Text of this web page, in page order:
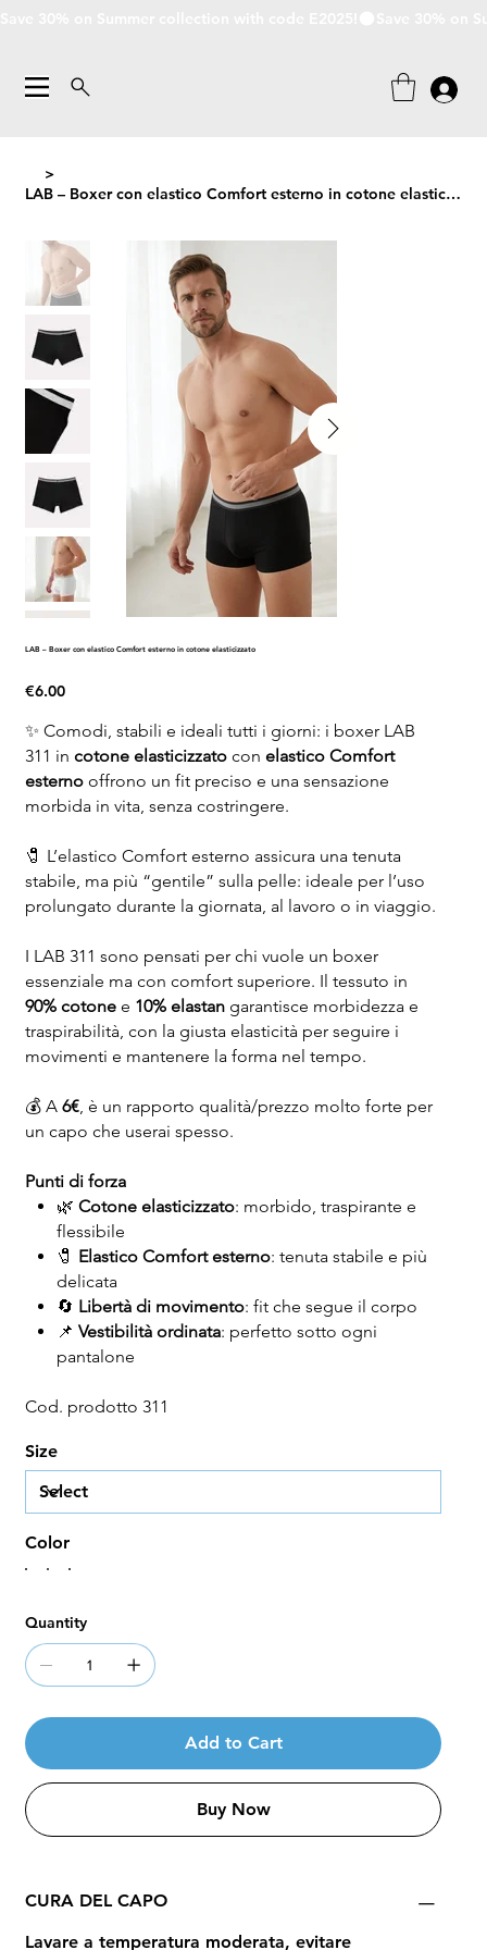
>
LAB – Boxer con elastico Comfort esterno in cotone elasticizzato
LAB – Boxer con elastico Comfort esterno in cotone elasticizzato
Price
€6.00
✨ Comodi, stabili e ideali tutti i giorni: i boxer LAB
311 in cotone elasticizzatocon elastico Comfort
esternooffrono un fit preciso e una sensazione
morbida in vita, senza costringere.
🧷 L’elastico Comfort esterno assicura una tenuta
stabile, ma più “gentile” sulla pelle: ideale per l’uso
prolungato durante la giornata, al lavoro o in viaggio.
I LAB 311 sono pensati per chi vuole un boxer
essenziale ma con comfort superiore. Il tessuto in
90% cotonee 10% elastangarantisce morbidezza e
traspirabilità, con la giusta elasticità per seguire i
movimenti e mantenere la forma nel tempo.
💰 A 6€, è un rapporto qualità/prezzo molto forte per
un capo che userai spesso.
Punti di forza
🌿 Cotone elasticizzato: morbido, traspirante e
flessibile
🧷 Elastico Comfort esterno: tenuta stabile e più
delicata
🔄 Libertà di movimento: fit che segue il corpo
📌 Vestibilità ordinata: perfetto sotto ogni
pantalone
Cod. prodotto 311
Size
Color
Quantity
Add to Cart
Buy Now
CURA DEL CAPO
Lavare a temperatura moderata, evitare